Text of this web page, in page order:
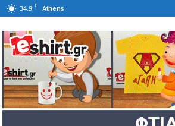
34.9 C Athens